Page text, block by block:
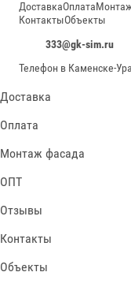
ДоставкаОплата
КонтактыОбъекты
333@gk-sim.ru
Телефон в Каменске-
Доставка
Оплата
Монтаж фасада
ОПТ
Отзывы
Контакты
Объекты